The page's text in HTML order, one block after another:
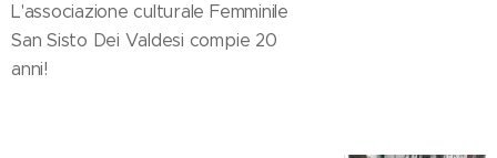
L'associazione culturale Femminile
San Sisto Dei Valdesi compie 20
anni!